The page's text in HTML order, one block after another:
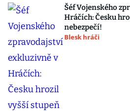
Šéf Vojenského
Hráčích: Česku
nebezpečí!
Blesk hráči